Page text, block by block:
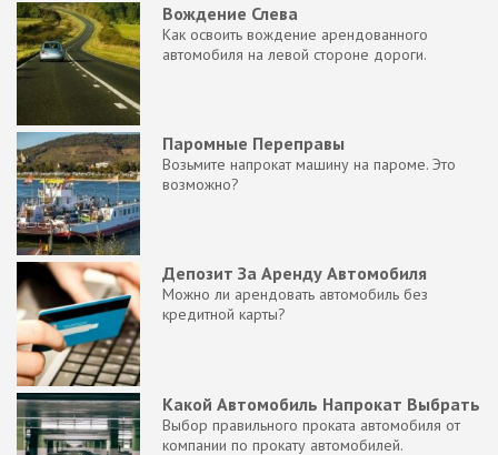
Вождение Слева
Как освоить вождение арендованного
автомобиля на левой стороне дороги.
Паромные Переправы
Возьмите напрокат машину на пароме. Это
возможно?
Депозит За Аренду Автомобиля
Можно ли арендовать автомобиль без
кредитной карты?
Какой Автомобиль Напрокат Выбрать
Выбор правильного проката автомобиля от
компании по прокату автомобилей.